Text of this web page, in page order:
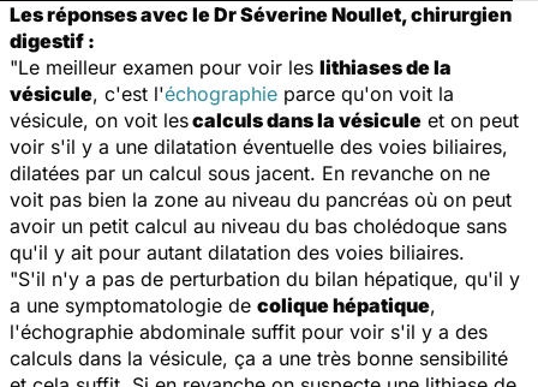
Les réponses avec le Dr Séverine Noullet, chirurgien
digestif :
"Le meilleur examen pour voir les lithiases de la
vésicule, c'est l'échographie parce qu'on voit la
vésicule, on voit lescalculs dans la vésicule et on peut
voir s'il y a une dilatation éventuelle des voies biliaires,
dilatées par un calcul sous jacent. En revanche on ne
voit pas bien la zone au niveau du pancréas où on peut
avoir un petit calcul au niveau du bas cholédoque sans
qu'il y ait pour autant dilatation des voies biliaires.
"S'il n'y a pas de perturbation du bilan hépatique, qu'il y
a une symptomatologie de colique hépatique,
l'échographie abdominale suffit pour voir s'il y a des
calculs dans la vésicule, ça a une très bonne sensibilité